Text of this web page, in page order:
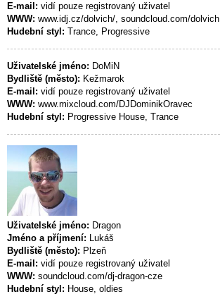
E-mail: vidí pouze registrovaný uživatel
WWW: www.idj.cz/dolvich/, soundcloud.com/dolvich
Hudební styl: Trance, Progressive
Uživatelské jméno: DoMiN
Bydliště (město): Kežmarok
E-mail: vidí pouze registrovaný uživatel
WWW: www.mixcloud.com/DJDominikOravec
Hudební styl: Progressive House, Trance
Uživatelské jméno: Dragon
Jméno a příjmení: Lukáš
Bydliště (město): Plzeň
E-mail: vidí pouze registrovaný uživatel
WWW: soundcloud.com/dj-dragon-cze
Hudební styl: House, oldies